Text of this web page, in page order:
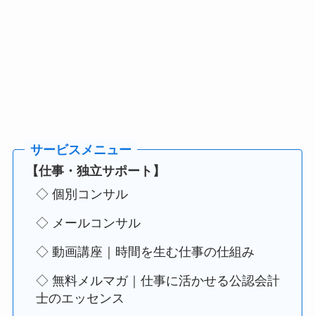
【仕事・独立サポート】
◇ 個別コンサル
◇ メールコンサル
◇ 動画講座｜時間を生む仕事の仕組み
◇ 無料メルマガ｜仕事に活かせる公認会計
士のエッセンス